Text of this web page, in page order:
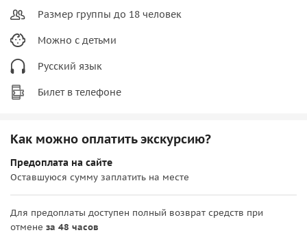
Размер группы до 18 человек
Можно с детьми
Русский язык
Билет в телефоне
Как можно оплатить экскурсию?
Предоплата на сайте
Оставшуюся сумму заплатить на месте
Для предоплаты доступен полный возврат средств при
отмене за 48 часов